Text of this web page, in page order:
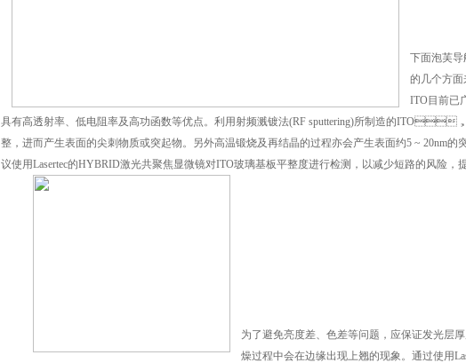
下面泡芙导
的几个方面
ITO目前已
具有高透射率、低电阻率及高功函数等优点。利用射频溅镀法(RF sputtering)所制造的ITO，
整，进而产生表面的尖刺物质或突起物。另外高温锻烧及再结晶的过程亦会产生表面约5 ~ 20nm的
议使用Lasertec的HYBRID激光共聚焦显微镜对ITO玻璃基板平整度进行检测，以减少短路的风险，
为了避免亮度差、色差等问题，应保证发光层厚
燥过程中会在边缘出现上翘的现象。通过使用